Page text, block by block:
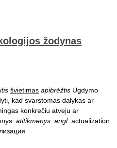
žodynas
švietimas apibrėžtis Ugdymo
kad svarstomas dalykas ar
konkrečiu atveju ar
atitikmenys: angl. actualization